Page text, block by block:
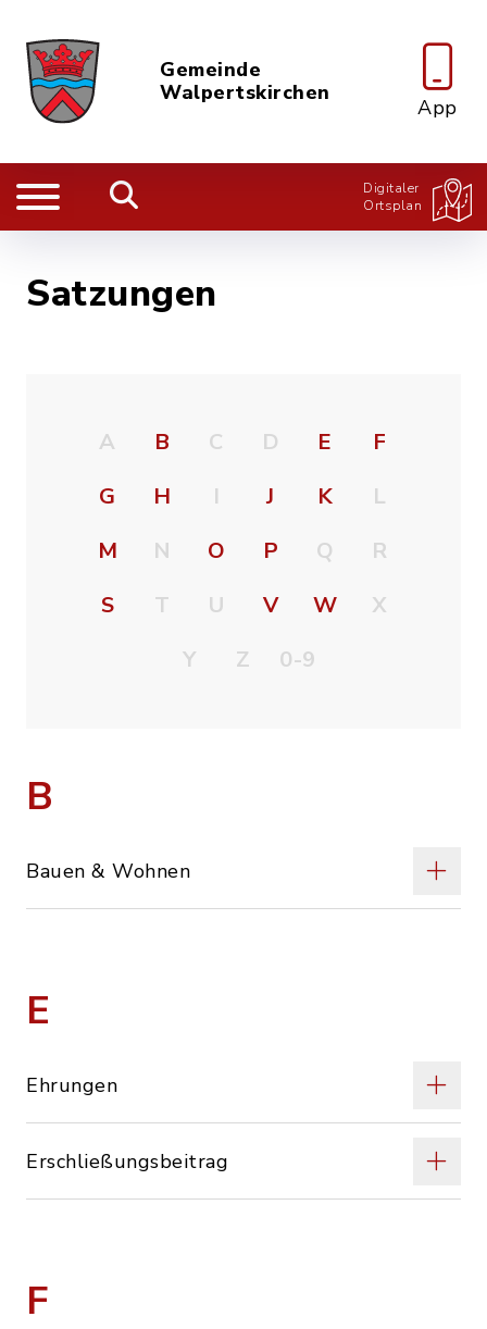
Gemeinde
Walpertskirchen
App
Digitaler
Ortsplan
Satzungen
A B C D E
F
G
H I J K
L
M
N O P Q
R
S
T U V W
X
Y
Z 0-9
B
Bauen & Wohnen
E
Ehrungen
Erschließungsbeitrag
F